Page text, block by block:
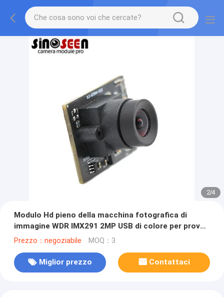
2/4
Modulo Hd pieno della macchina fotografica di
immagine WDR IMX291 2MP USB di colore per prova
industriale
Prezzo：negoziabile MOQ：3
Miglior prezzo Contattaci